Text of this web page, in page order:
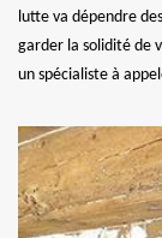
lutte va dépendre
garder la solidité de
un spécialiste à